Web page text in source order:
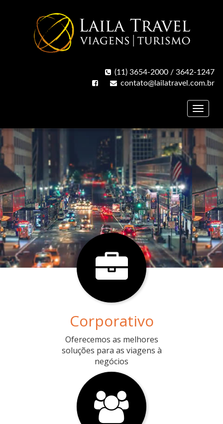
(11) 3654-2000 / 3642-1247
contato@lailatravel.com.br
Toggle
Corporativo
Oferecemos as melhores
soluções para as viagens à
negócios